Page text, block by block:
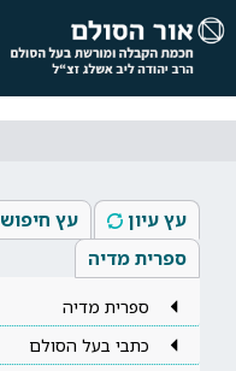
עץ עיון עץ חיפוש
ספרית מדיה
ספרית מדיה
כתבי בעל הסולם